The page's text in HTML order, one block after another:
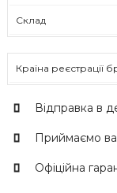
Склад
Країна реєстрації
Відправка в
Приймаємо
Офіційна